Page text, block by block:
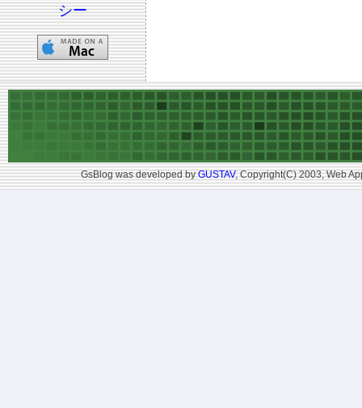
シー
GsBlog was developed byGUSTAV, Copyright(C) 2003, Web